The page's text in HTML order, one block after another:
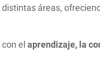
áreas,
con elaprendizaje, la